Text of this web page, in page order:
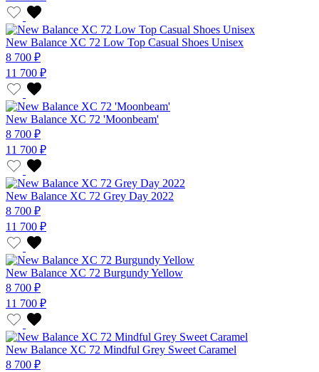
New Balance XC 72 Low Top Casual Shoes Unisex
8 700 ₽
11 700 ₽
New Balance XC 72 'Moonbeam'
8 700 ₽
11 700 ₽
New Balance XC 72 Grey Day 2022
8 700 ₽
11 700 ₽
New Balance XC 72 Burgundy Yellow
8 700 ₽
11 700 ₽
New Balance XC 72 Mindful Grey Sweet Caramel
8 700 ₽